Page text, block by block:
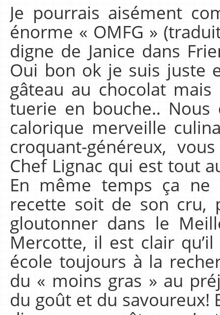
Je pourrais aisément
énorme « OMFG »
digne de Janice dans
Oui bon ok je suis juste
gâteau au chocolat
tuerie en bouche..
calorique merveille
croquant-généreux,
Chef Lignac qui est tout
En même temps ça ne
recette soit de son cru,
gloutonner dans le
Mercotte, il est clair
école toujours à la
du « moins gras » au
du goût et du savoureux!